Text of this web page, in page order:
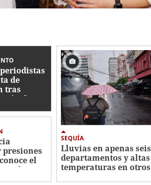
de
tras
de
presiones
el
pide su
SEQUÍA
Lluvias en apenas seis
departamentos y altas
temperaturas en otros